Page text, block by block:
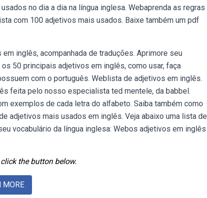
no dia a dia na língua inglesa. Webaprenda as regras
com 100 adjetivos mais usados. Baixe também um pdf
inglês, acompanhada de traduções. Aprimore seu
50 principais adjetivos em inglês, como usar, faça
com o português. Weblista de adjetivos em inglês.
feita pelo nosso especialista ted mentele, da babbel.
exemplos de cada letra do alfabeto. Saiba também como
adjetivos mais usados em inglês. Veja abaixo uma lista de
vocabulário da língua inglesa: Webos adjetivos em inglês
the button below.
MORE